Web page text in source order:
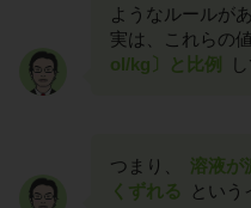
ようなルールが
実は、これらの
ol/kg〕と比例
つまり、
溶液が
くずれる
という